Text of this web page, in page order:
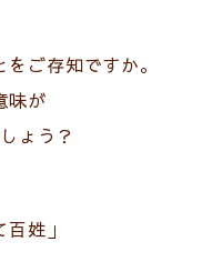
ご存知ですか。
味が
ょう？
姓」